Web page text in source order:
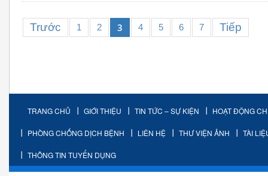
Trước 1 2 3 4 5 6 7 Tiếp
TRANG CHỦ GIỚI THIỆU TIN TỨC – SỰ KIỆN HOẠT ĐỘNG
PHÒNG CHỐNG DỊCH BỆNH LIÊN HỆ THƯ VIỆN ẢNH TÀI
THÔNG TIN TUYỂN DỤNG